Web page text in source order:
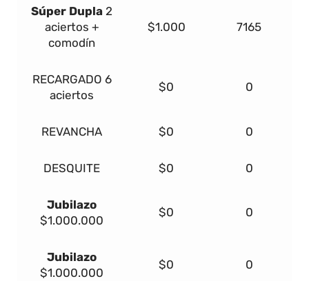
Súper Dupla 2
aciertos +
comodín
$1.000 7165
RECARGADO 6
aciertos
$0 0
REVANCHA $0 0
DESQUITE $0 0
Jubilazo
$1.000.000
$0 0
Jubilazo
$1.000.000
$0 0